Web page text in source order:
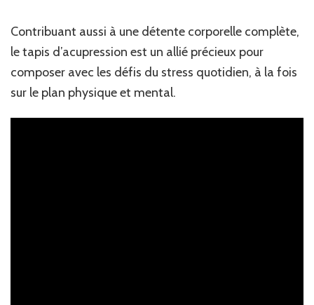
Contribuant aussi à une détente corporelle complète,
le tapis d’acupression est un allié précieux pour
composer avec les défis du stress quotidien, à la fois
sur le plan physique et mental.